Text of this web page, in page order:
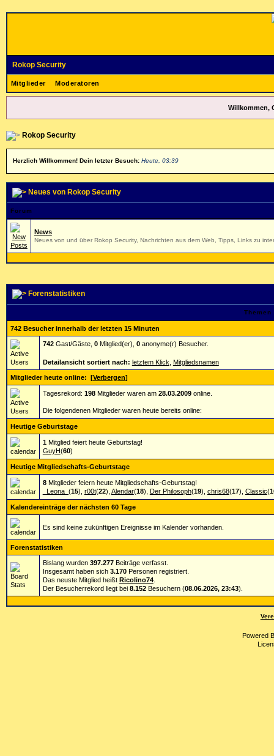
Rokop Security
Mitglieder Moderatoren
Willkommen,
Rokop Security
Herzlich Willkommen! Dein letzter Besuch: Heute, 03:39
Neues von Rokop Security
Forum
News
Neues von und über Rokop Security, Nachrichten aus dem Web, Tipps, Links zu
Forenstatistiken
Themen
742 Besucher innerhalb der letzten 15 Minuten
742Gast/Gäste, 0Mitglied(er), 0anonyme(r) Besucher.
Detailansicht sortiert nach: letztem Klick Mitgliedsnamen
Mitglieder heute online: [Verbergen]
Tagesrekord: 198Mitglieder waren am 28.03.2009online.
Die folgendenen Mitglieder waren heute bereits online:
Heutige Geburtstage
1Mitglied feiert heute Geburtstag!
GuyH(60)
Heutige Mitgliedschafts-Geburtstage
8Mitglieder feiern heute Mitgliedschafts-Geburtstag!
_Leona_ (15), r00t(22), Alendar(18), Der Philosoph(19), chris68(17), Classic(
Kalendereinträge der nächsten 60 Tage
Es sind keine zukünftigen Ereignisse im Kalender vorhanden.
Forenstatistiken
Bislang wurden 397.277Beiträge verfasst.
Insgesamt haben sich 3.170Personen registriert.
Das neuste Mitglied heißt Ricolino74.
Der Besucherrekord liegt bei 8.152Besuchern (08.06.2026, 23:43).
Powered